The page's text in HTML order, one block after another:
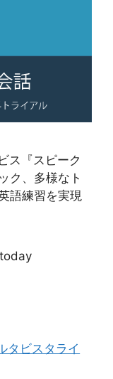
ス『スピーク
ク、多様なト
語練習を実現
タビスタライ